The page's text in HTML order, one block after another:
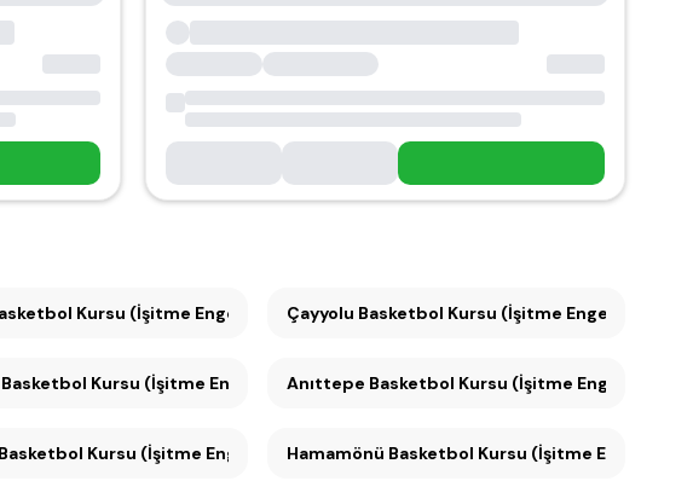
Kursu (İşitme Engelliler için) (1) Çayyolu Basketbol Kursu (İşitme Engelliler için)
Kursu (İşitme Engelliler için) (1) Anıttepe Basketbol Kursu (İşitme Engelliler
Tandoğan Basketbol Kursu (İşitme Engelliler için) (1)Hamamönü Basketbol Kursu (İşitme Engelliler